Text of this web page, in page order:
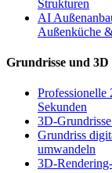
Strukturen
AI
Außenküche
Grundrisse und 3D
Sekunden
3D-
Grundriss
umwandeln
3D-